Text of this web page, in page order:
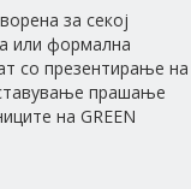
за секој
или формална
со презентирање на
прашање
на GREEN